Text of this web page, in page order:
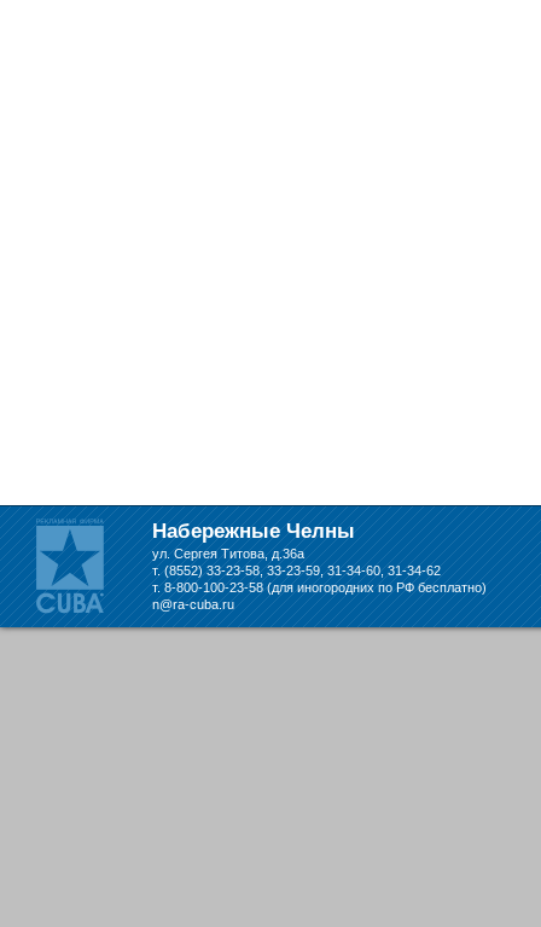
Набережные Челны
ул. Сергея Титова, д.36а
т. (8552) 33-23-58, 33-23-59, 31-34-60, 31-34-62
т. 8-800-100-23-58 (для иногородних по РФ бесплатно)
n@ra-cuba.ru